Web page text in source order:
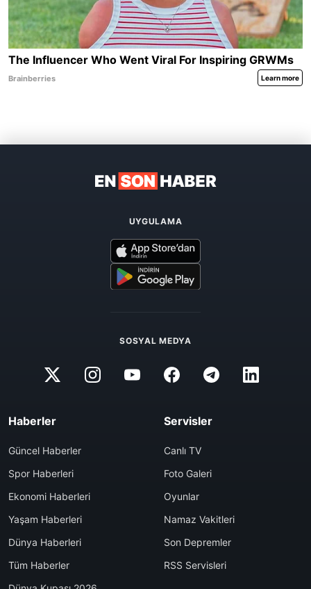
UYGULAMA
SOSYAL MEDYA
Haberler
Güncel Haberler
Spor Haberleri
Ekonomi Haberleri
Yaşam Haberleri
Dünya Haberleri
Tüm Haberler
Servisler
Canlı TV
Foto Galeri
Oyunlar
Namaz Vakitleri
Son Depremler
RSS Servisleri